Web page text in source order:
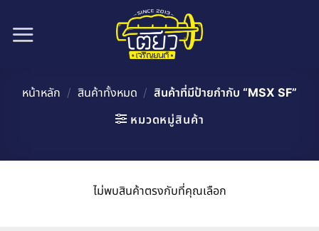
หน้าหลัก / สินค้าทั้งหมด / สินค้าที่มีป้ายกำกับ “MSX SF”
หมวดหมู่สินค้า
ไม่พบสินค้าตรงกับที่คุณเลือก